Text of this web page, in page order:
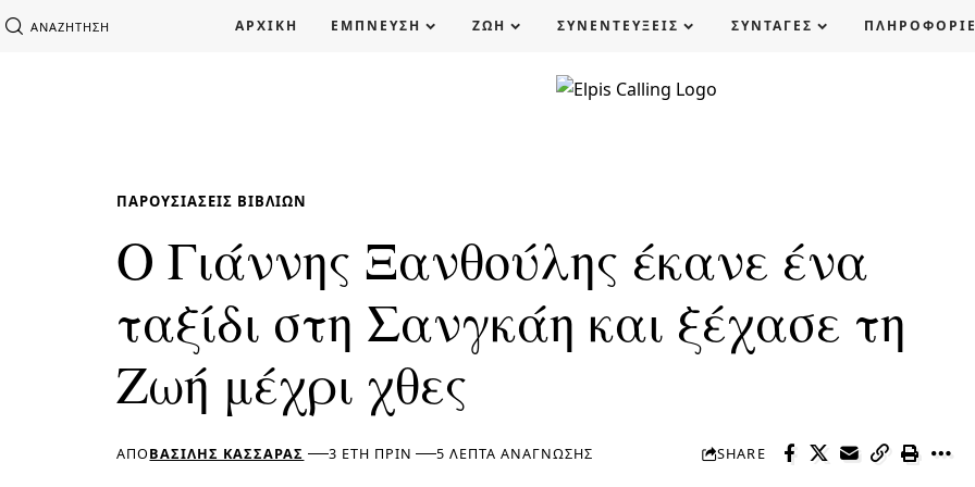
ΑΝΑΖΉΤΗΣΗ ΑΡΧΙΚΗ ΕΜΠΝΕΥΣΗ ΖΩΗ ΣΥΝΕΝΤΕΥΞΕΙΣ ΣΥΝΤΑΓΕΣ
ΠΑΡΟΥΣΙΆΣΕΙΣ ΒΙΒΛΊΩΝ
Ο Γιάννης Ξανθούλης έκανε ένα
ταξίδι στη Σανγκάη και ξέχασε τη
Ζωή μέχρι χθες
ΑΠΌΒΑΣΊΛΗΣ ΚΑΣΣΆΡΑΣ 3 ΈΤΗ ΠΡΙΝ 5 ΛΕΠΤΆ ΑΝΆΓΝΩΣΗΣ SHARE